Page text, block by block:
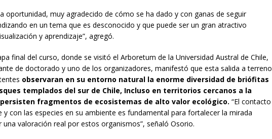
oportunidad, muy agradecido de cómo se ha dado y con ganas de seguir
en un tema que es desconocido y que puede ser un gran atractivo
y aprendizaje”, agregó.
final del curso, donde se visitó el Arboretum de la Universidad Austral de Chile,
de doctorado y uno de los organizadores, manifestó que esta salida a terreno
observaran en su entorno natural la enorme diversidad de briófitas
templados del sur de Chile, Incluso en territorios cercanos a la
fragmentos de ecosistemas de alto valor ecológico. “El contacto
y con las especies en su ambiente es fundamental para fortalecer la mirada
una valoración real por estos organismos”, señaló Osorio.